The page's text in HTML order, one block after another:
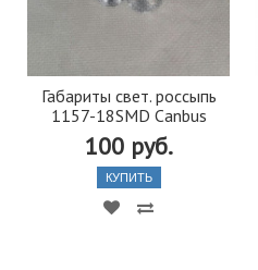
Габариты свет. россыпь
1157-18SMD Canbus
100 руб.
КУПИТЬ